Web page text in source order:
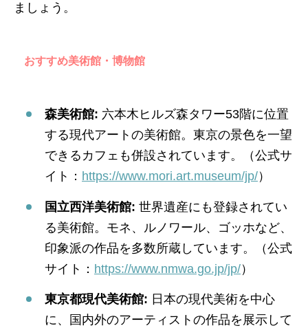
ましょう。
おすすめ美術館・博物館
森美術館: 六本木ヒルズ森タワー53階に位置
する現代アートの美術館。東京の景色を一望
できるカフェも併設されています。（公式サ
イト： https://www.mori.art.museum/jp/）
国立西洋美術館: 世界遺産にも登録されてい
る美術館。モネ、ルノワール、ゴッホなど、
印象派の作品を多数所蔵しています。（公式
サイト： https://www.nmwa.go.jp/jp/）
東京都現代美術館: 日本の現代美術を中心
に、国内外のアーティストの作品を展示して